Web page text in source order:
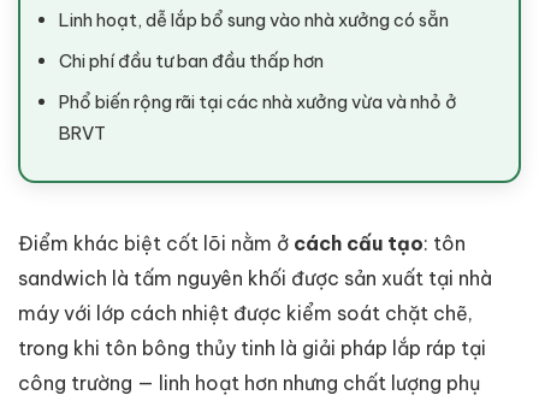
Linh hoạt, dễ lắp bổ sung vào nhà xưởng có sẵn
Chi phí đầu tư ban đầu thấp hơn
Phổ biến rộng rãi tại các nhà xưởng vừa và nhỏ ở
BRVT
Điểm khác biệt cốt lõi nằm ở cách cấu tạo: tôn
sandwich là tấm nguyên khối được sản xuất tại nhà
máy với lớp cách nhiệt được kiểm soát chặt chẽ,
trong khi tôn bông thủy tinh là giải pháp lắp ráp tại
công trường — linh hoạt hơn nhưng chất lượng phụ